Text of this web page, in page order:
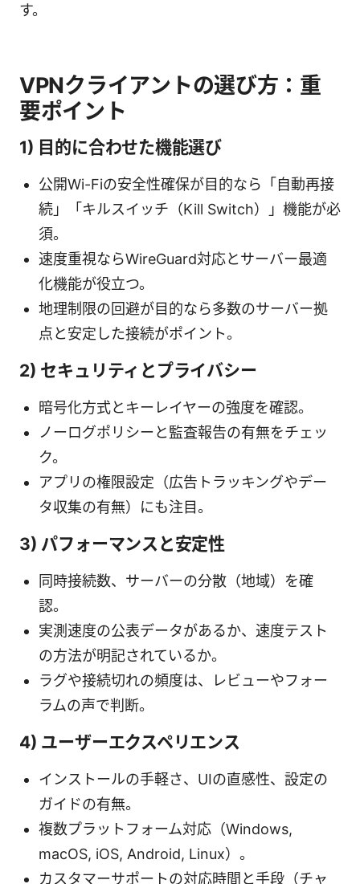
す。
VPNクライアントの選び方：重
要ポイント
1) 目的に合わせた機能選び
公開Wi-Fiの安全性確保が目的なら「自動再接
続」「キルスイッチ（Kill Switch）」機能が必
須。
速度重視ならWireGuard対応とサーバー最適
化機能が役立つ。
地理制限の回避が目的なら多数のサーバー拠
点と安定した接続がポイント。
2) セキュリティとプライバシー
暗号化方式とキーレイヤーの強度を確認。
ノーログポリシーと監査報告の有無をチェッ
ク。
アプリの権限設定（広告トラッキングやデー
タ収集の有無）にも注目。
3) パフォーマンスと安定性
同時接続数、サーバーの分散（地域）を確
認。
実測速度の公表データがあるか、速度テスト
の方法が明記されているか。
ラグや接続切れの頻度は、レビューやフォー
ラムの声で判断。
4) ユーザーエクスペリエンス
インストールの手軽さ、UIの直感性、設定の
ガイドの有無。
複数プラットフォーム対応（Windows,
macOS, iOS, Android, Linux）。
カスタマーサポートの対応時間と手段（チャ